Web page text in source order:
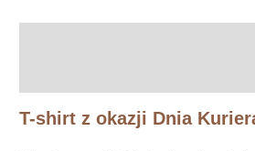
T-shirt z okazji Dnia